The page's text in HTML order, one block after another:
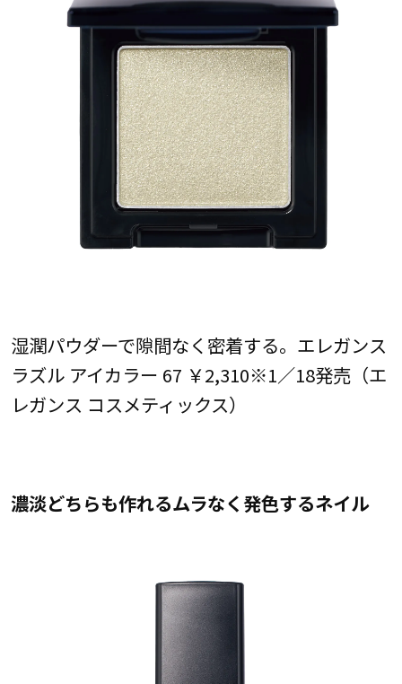
湿潤パウダーで隙間なく密着する。エレガンス
ラズル アイカラー 67 ￥2,310※1／18発売（エ
レガンス コスメティックス）
濃淡どちらも作れるムラなく発色するネイル